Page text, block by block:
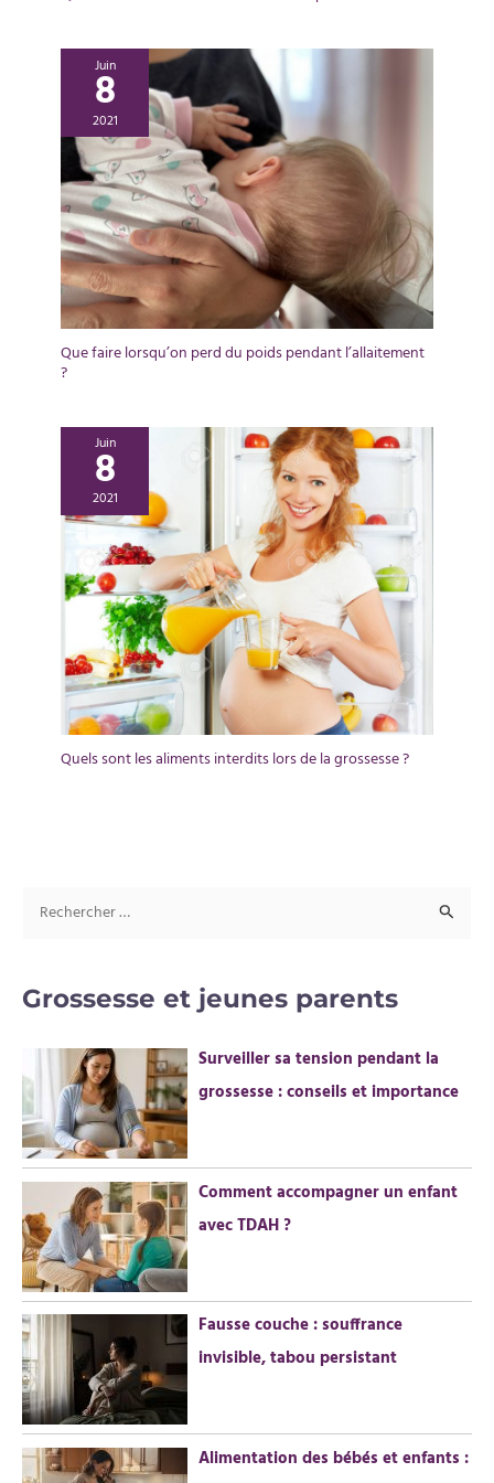
Juin
8
2021
Que faire lorsqu’on perd du poids pendant l’allaitement
?
Juin
8
2021
Quels sont les aliments interdits lors de la grossesse ?
h
c
h
e
:
Grossesse et jeunes parents
Surveiller sa tension pendant la
grossesse : conseils et importance
Comment accompagner un enfant
avec TDAH ?
Fausse couche : souffrance
invisible, tabou persistant
Alimentation des bébés et enfants :